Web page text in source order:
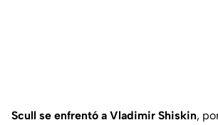
Scull se enfrentó a Vladimir Shiskin,